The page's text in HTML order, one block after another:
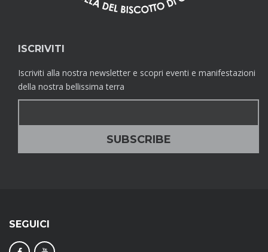
ISCRIVITI
Iscriviti alla nostra newsletter e scopri eventi e manifestazioni
della nostra bellissima terra
SEGUICI